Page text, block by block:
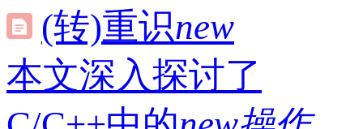
(转)重识new
本文深入探讨了